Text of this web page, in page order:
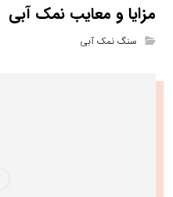
مزایا و معایب نمک آبی
سنگ نمک آبی